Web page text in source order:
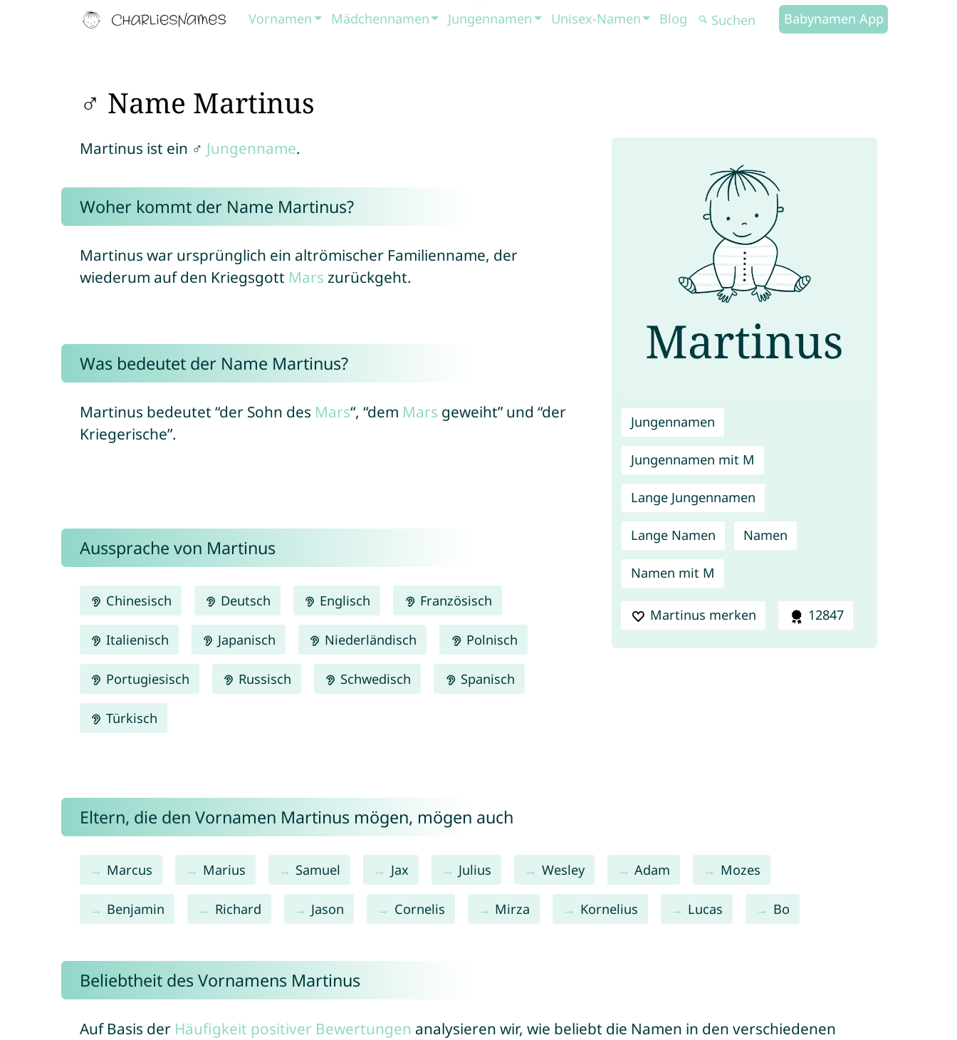
Vornamen Mädchennamen Jungennamen Unisex-Namen Blog Babynamen App
♂ Name Martinus
Jungennamen
Jungennamen mit M
Lange Jungennamen
Lange Namen Namen
Namen mit M
Martinus merken 12847
Martinus ist ein ♂ Jungenname.
Woher kommt der Name Martinus?
Martinus war ursprünglich ein altrömischer Familienname, der
wiederum auf den Kriegsgott Mars zurückgeht.
Was bedeutet der Name Martinus?
Martinus bedeutet “der Sohn des Mars“, “dem Mars geweiht” und “der
Kriegerische”.
Aussprache von Martinus
Chinesisch Deutsch Englisch Französisch
Italienisch Japanisch Niederländisch Polnisch
Portugiesisch Russisch Schwedisch Spanisch
Türkisch
Eltern, die den Vornamen Martinus mögen, mögen auch
Marcus Marius Samuel Jax Julius Wesley Adam Mozes
Benjamin Richard Jason Cornelis Mirza Kornelius Lucas Bo
Beliebtheit des Vornamens Martinus
Auf Basis der Häufigkeit positiver Bewertungen analysieren wir, wie beliebt die Namen in den verschiedenen